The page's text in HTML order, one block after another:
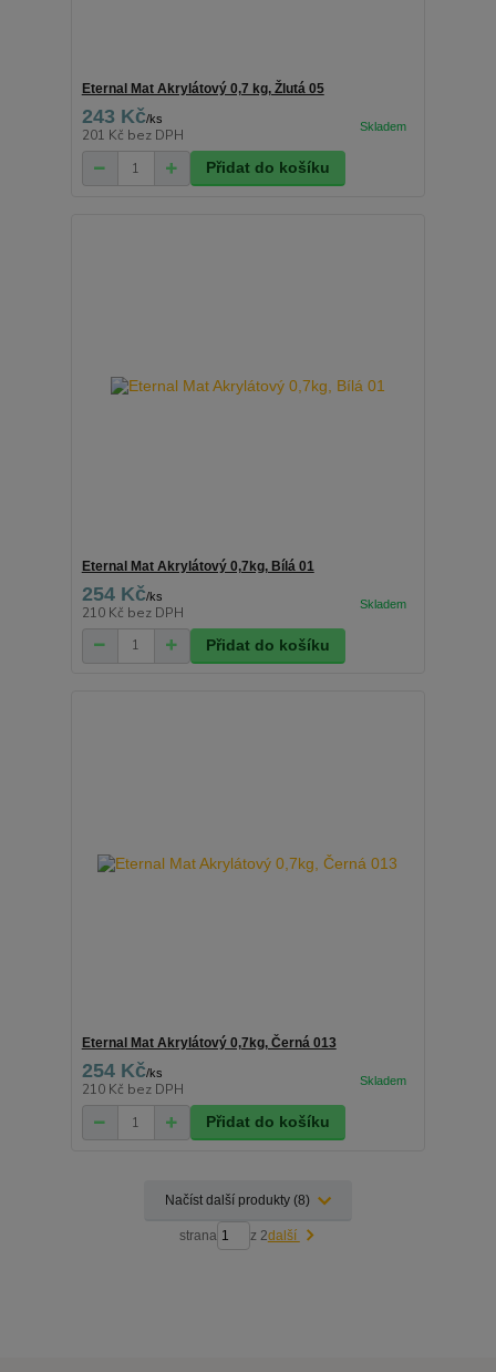
Eternal Mat Akrylátový 0,7 kg, Žlutá 05
243 Kč/ks
201 Kč bez DPH
Přidat do košíku
Eternal Mat Akrylátový 0,7kg, Bílá 01
254 Kč/ks
210 Kč bez DPH
Přidat do košíku
Eternal Mat Akrylátový 0,7kg, Černá 013
254 Kč/ks
210 Kč bez DPH
Přidat do košíku
Načíst další produkty (8)
strana z 2další